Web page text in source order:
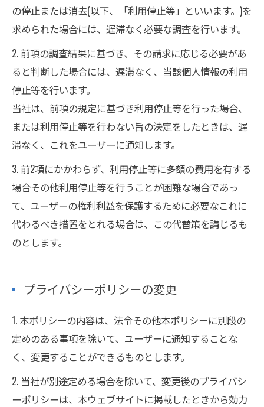
の停止または消去(以下、「利用停止等」といいます。)を
求められた場合には、遅滞なく必要な調査を行います。
2. 前項の調査結果に基づき、その請求に応じる必要があ
ると判断した場合には、遅滞なく、当該個人情報の利用
停止等を行います。
当社は、前項の規定に基づき利用停止等を行った場合、
または利用停止等を行わない旨の決定をしたときは、遅
滞なく、これをユーザーに通知します。
3. 前2項にかかわらず、利用停止等に多額の費用を有する
場合その他利用停止等を行うことが困難な場合であっ
て、ユーザーの権利利益を保護するために必要なこれに
代わるべき措置をとれる場合は、この代替策を講じるも
のとします。
プライバシーポリシーの変更
1. 本ポリシーの内容は、法令その他本ポリシーに別段の
定めのある事項を除いて、ユーザーに通知することな
く、変更することができるものとします。
2. 当社が別途定める場合を除いて、変更後のプライバシ
ーポリシーは、本ウェブサイトに掲載したときから効力